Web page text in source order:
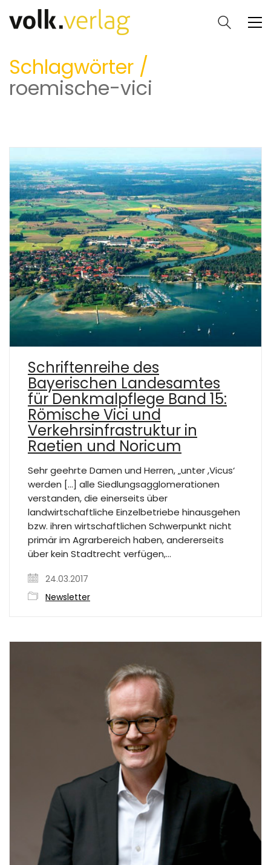
Schlagwörter /
roemische-vici
Schriftenreihe des
Bayerischen Landesamtes
für Denkmalpflege Band 15:
Römische Vici und
Verkehrsinfrastruktur in
Raetien und Noricum
Sehr geehrte Damen und Herren, „unter ,Vicus‘
werden […] alle Siedlungsagglomerationen
verstanden, die einerseits über
landwirtschaftliche Einzelbetriebe hinausgehen
bzw. ihren wirtschaftlichen Schwerpunkt nicht
primär im Agrarbereich haben, andererseits
über kein Stadtrecht verfügen,…
24.03.2017
Newsletter